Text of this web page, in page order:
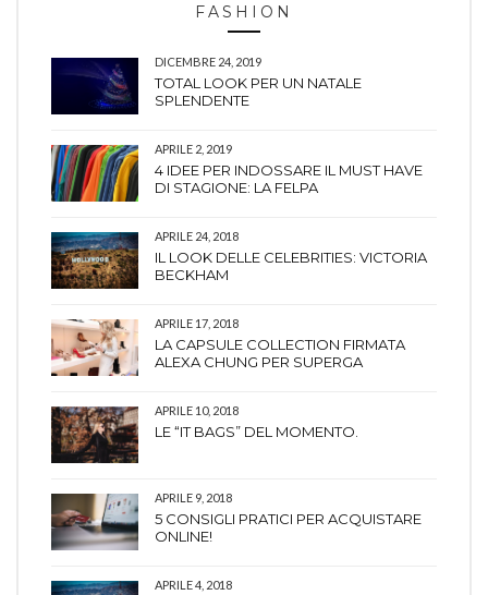
FASHION
DICEMBRE 24, 2019
TOTAL LOOK PER UN NATALE
SPLENDENTE
APRILE 2, 2019
4 IDEE PER INDOSSARE IL MUST HAVE
DI STAGIONE: LA FELPA
APRILE 24, 2018
IL LOOK DELLE CELEBRITIES: VICTORIA
BECKHAM
APRILE 17, 2018
LA CAPSULE COLLECTION FIRMATA
ALEXA CHUNG PER SUPERGA
APRILE 10, 2018
LE “IT BAGS” DEL MOMENTO.
APRILE 9, 2018
5 CONSIGLI PRATICI PER ACQUISTARE
ONLINE!
APRILE 4, 2018